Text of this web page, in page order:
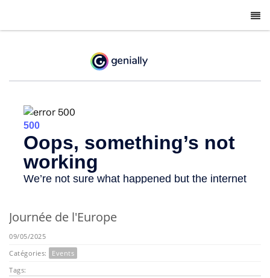
Journée de l'Europe
09/05/2025
Catégories:
Events
Tags: